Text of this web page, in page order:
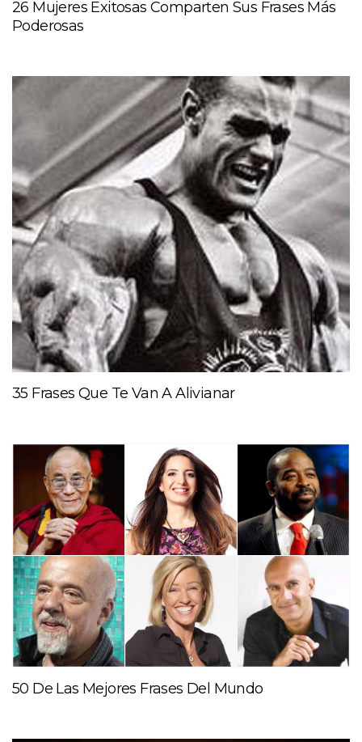
26 Mujeres Exitosas Comparten Sus Frases Más
Poderosas
35 Frases Que Te Van A Alivianar
50 De Las Mejores Frases Del Mundo